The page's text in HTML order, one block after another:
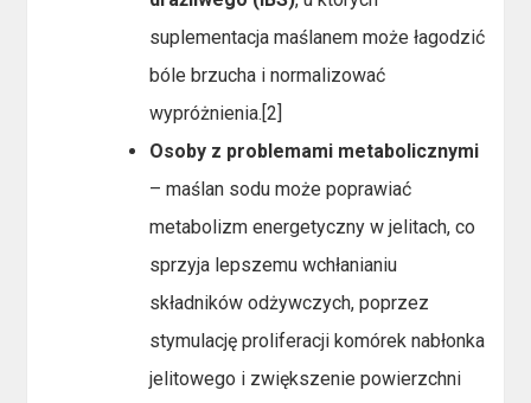
suplementacja maślanem może łagodzić
bóle brzucha i normalizować
wypróżnienia.[2]
Osoby z problemami metabolicznymi
– maślan sodu może poprawiać
metabolizm energetyczny w jelitach, co
sprzyja lepszemu wchłanianiu
składników odżywczych, poprzez
stymulację proliferacji komórek nabłonka
jelitowego i zwiększenie powierzchni